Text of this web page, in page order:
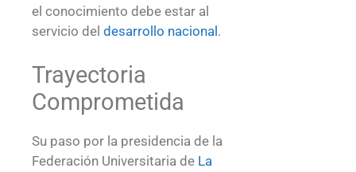
el conocimiento debe estar al
servicio del desarrollo nacional.
Trayectoria
Comprometida
Su paso por la presidencia de la
Federación Universitaria de La